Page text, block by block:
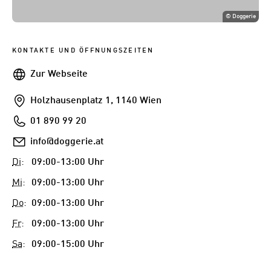
© Doggerie
KONTAKTE UND ÖFFNUNGSZEITEN
WebseiteZur Webseite
AddresseHolzhausenplatz 1, 1140 Wien
Telefon01 890 99 20
E-
info@doggerie.at
Di: 09:00-13:00 Uhr
Mi: 09:00-13:00 Uhr
Do: 09:00-13:00 Uhr
Fr: 09:00-13:00 Uhr
Sa: 09:00-15:00 Uhr